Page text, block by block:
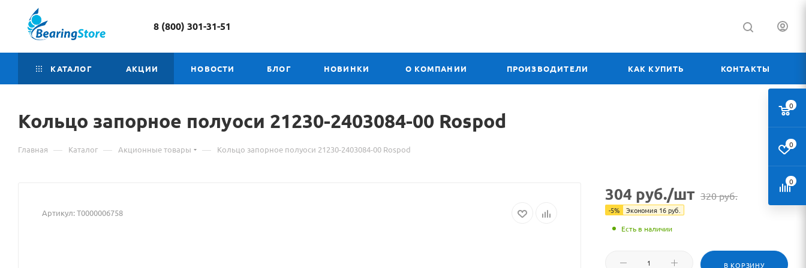
8 (800) 301-31-51
КАТАЛОГ АКЦИИ НОВОСТИ БЛОГ НОВИНКИ О КОМПАНИИ ПРОИЗВОДИТЕЛИ КАК КУПИТЬ КОНТАКТЫ
Кольцо Материал
о
запорное
запорное полуоси 21230-2403084-00 Rospod
Главная — Каталог — Акционные товары — Кольцо запорное полуоси 21230-2403084-00 Rospod
Артикул:Т0000006758
304 руб./шт 320руб.
-5% Экономия 16руб.
Есть в наличии
В КОРЗИНУ
0
0
0